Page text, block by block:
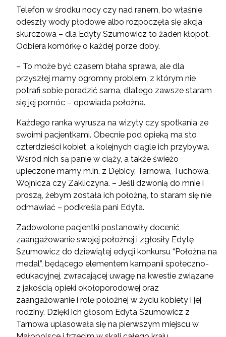
Telefon w środku nocy czy nad ranem, bo właśnie
odeszły wody płodowe albo rozpoczęła się akcja
skurczowa – dla Edyty Szumowicz to żaden kłopot.
Odbiera komórkę o każdej porze doby.
– To może być czasem błaha sprawa, ale dla
przyszłej mamy ogromny problem, z którym nie
potrafi sobie poradzić sama, dlatego zawsze staram
się jej pomóc – opowiada położna.
Każdego ranka wyrusza na wizyty czy spotkania ze
swoimi pacjentkami. Obecnie pod opieką ma sto
czterdzieści kobiet, a kolejnych ciągle ich przybywa.
Wśród nich są panie w ciąży, a także świeżo
upieczone mamy m.in. z Dębicy, Tarnowa, Tuchowa,
Wojnicza czy Zakliczyna. – Jeśli dzwonią do mnie i
proszą, żebym została ich położną, to staram się nie
odmawiać – podkreśla pani Edyta.
Zadowolone pacjentki postanowiły docenić
zaangażowanie swojej położnej i zgłosiły Edytę
Szumowicz do dziewiątej edycji konkursu “Położna na
medal”, będącego elementem kampanii społeczno-
edukacyjnej, zwracającej uwagę na kwestie związane
z jakością opieki okołoporodowej oraz
zaangażowanie i rolę położnej w życiu kobiety i jej
rodziny. Dzięki ich głosom Edyta Szumowicz z
Tarnowa uplasowała się na pierwszym miejscu w